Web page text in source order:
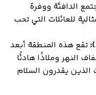
الدافئة ووفرة
للعائلات التي تحب
تقع هذه المنطقة أبعد
النهر وملاذًا هادئًا
الذين يقدرون السلام